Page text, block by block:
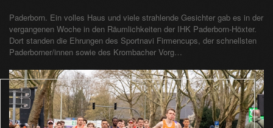
Paderborn. Ein volles Haus und viele strahlende Gesichter gab es in der
vergangenen Woche in den Räumlichkeiten der IHK Paderborn-Höxter.
Dort standen die Ehrungen des Sportnavi Firmencups, der schnellsten
Paderborner/innen sowie des Krombacher Vorg…